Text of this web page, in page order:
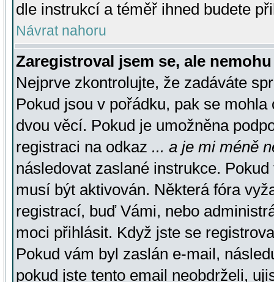
dle instrukcí a téměř ihned budete
Návrat nahoru
Zaregistroval jsem se, ale
Nejprve zkontrolujte, že zadáváte
Pokud jsou v pořádku, pak se
dvou věcí. Pokud je umožněna
registraci na odkaz ... a je mi méně
následovat zaslané instrukce.
musí být aktivován. Některá fóra
registrací, buď Vámi, nebo
moci přihlásit. Když jste se
Pokud vám byl zaslán e-mail,
pokud jste tento email neobdrželi,